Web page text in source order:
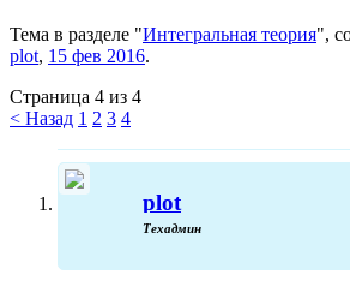
Тема в разделе "Интегральная теория",
plot, 15 фев 2016.
Страница 4 из 4
< Назад 1 2 3 4
plot
Техадмин